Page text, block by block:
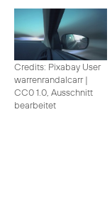
Credits: Pixabay User
warrenrandalcarr|
CC0 1.0, Ausschnitt
bearbeitet